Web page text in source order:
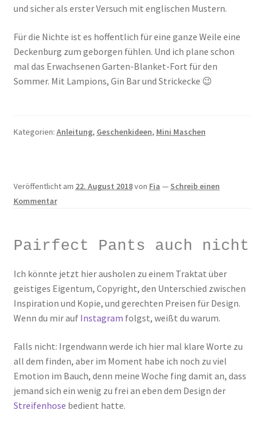
und sicher als erster Versuch mit englischen Mustern.
Für die Nichte ist es hoffentlich für eine ganze Weile eine
Deckenburg zum geborgen fühlen. Und ich plane schon
mal das Erwachsenen Garten-Blanket-Fort für den
Sommer. Mit Lampions, Gin Bar und Strickecke 😉
Kategorien: Anleitung, Geschenkideen, Mini Maschen
Veröffentlicht am 22. August 2018von Fia — Schreib einen
Kommentar
Pairfect Pants auch nicht
Ich könnte jetzt hier ausholen zu einem Traktat über
geistiges Eigentum, Copyright, den Unterschied zwischen
Inspiration und Kopie, und gerechten Preisen für Design.
Wenn du mir auf Instagram folgst, weißt du warum.
Falls nicht: Irgendwann werde ich hier mal klare Worte zu
all dem finden, aber im Moment habe ich noch zu viel
Emotion im Bauch, denn meine Woche fing damit an, dass
jemand sich ein wenig zu frei an eben dem Design der
Streifenhose bedient hatte.